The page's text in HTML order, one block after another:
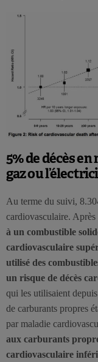
5% de décès en
gaz ou
Au terme du suivi,
cardiovasculaire. Après
à un combustible
cardiovasculaire
utilisé des
un risque de décès
qui les utilisaient
de carburants propres
par maladie
aux carburants
cardiovasculaire